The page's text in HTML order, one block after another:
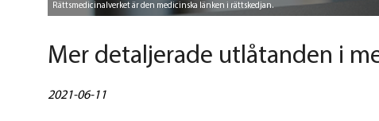
Rättsmedicinalverket är den medicinska länken i rättskedjan.
Mer detaljerade utlåtanden i
2021-06-11